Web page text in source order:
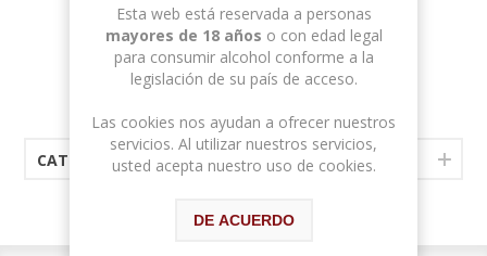
D.O. JUMILLA
CATEGORÍAS
Esta web está reservada a personas
mayores de 18 años o con edad legal
para consumir alcohol conforme a la
legislación de su país de acceso.
Las cookies nos ayudan a ofrecer nuestros
servicios. Al utilizar nuestros servicios,
usted acepta nuestro uso de cookies.
DE ACUERDO